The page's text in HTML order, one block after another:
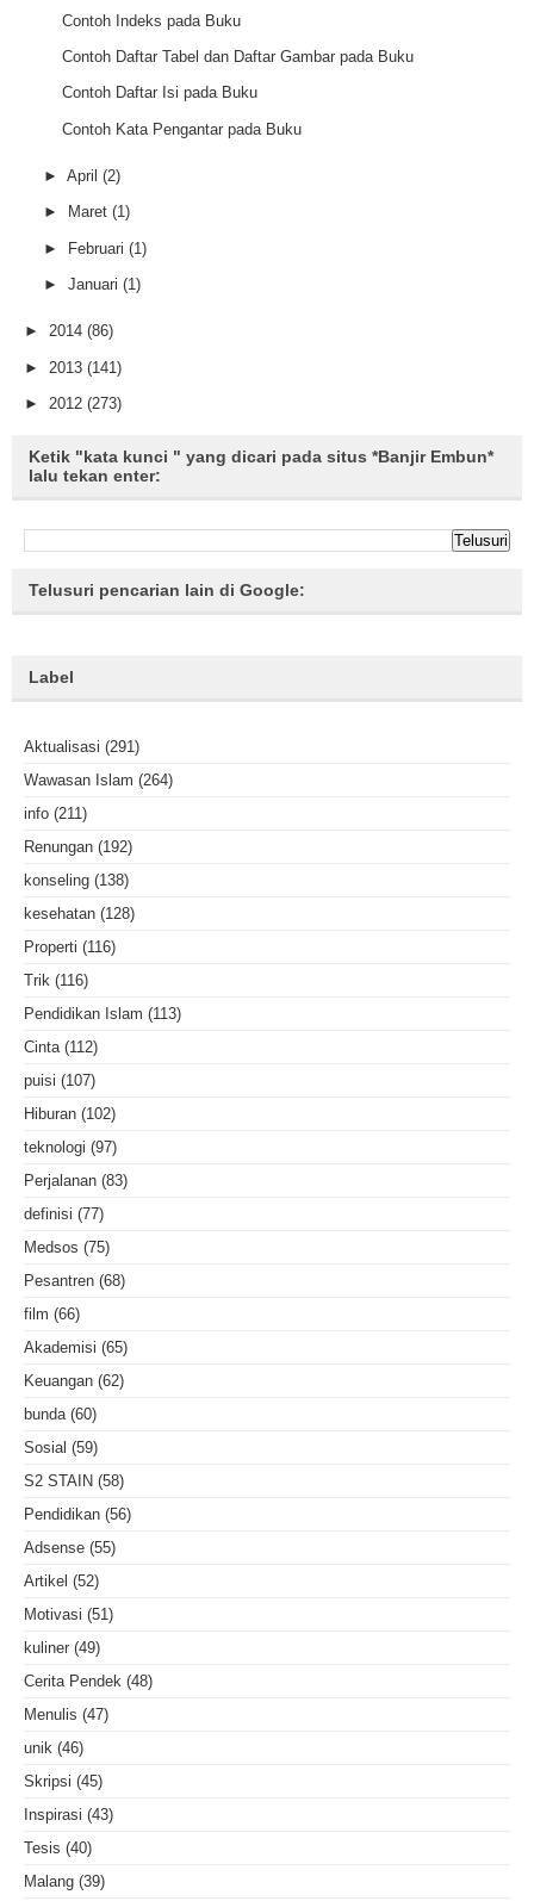
Contoh Indeks pada Buku
Contoh Daftar Tabel dan Daftar Gambar pada Buku
Contoh Daftar Isi pada Buku
Contoh Kata Pengantar pada Buku
► April (2)
► Maret (1)
► Februari (1)
► Januari (1)
► 2014 (86)
► 2013 (141)
► 2012 (273)
Ketik "kata kunci " yang dicari pada situs *Banjir Embun*
lalu tekan enter:
Telusuri pencarian lain di Google:
Label
Aktualisasi (291)
Wawasan Islam (264)
info (211)
Renungan (192)
konseling (138)
kesehatan (128)
Properti (116)
Trik (116)
Pendidikan Islam (113)
Cinta (112)
puisi (107)
Hiburan (102)
teknologi (97)
Perjalanan (83)
definisi (77)
Medsos (75)
Pesantren (68)
film (66)
Akademisi (65)
Keuangan (62)
bunda (60)
Sosial (59)
S2 STAIN (58)
Pendidikan (56)
Adsense (55)
Artikel (52)
Motivasi (51)
kuliner (49)
Cerita Pendek (48)
Menulis (47)
unik (46)
Skripsi (45)
Inspirasi (43)
Tesis (40)
Malang (39)